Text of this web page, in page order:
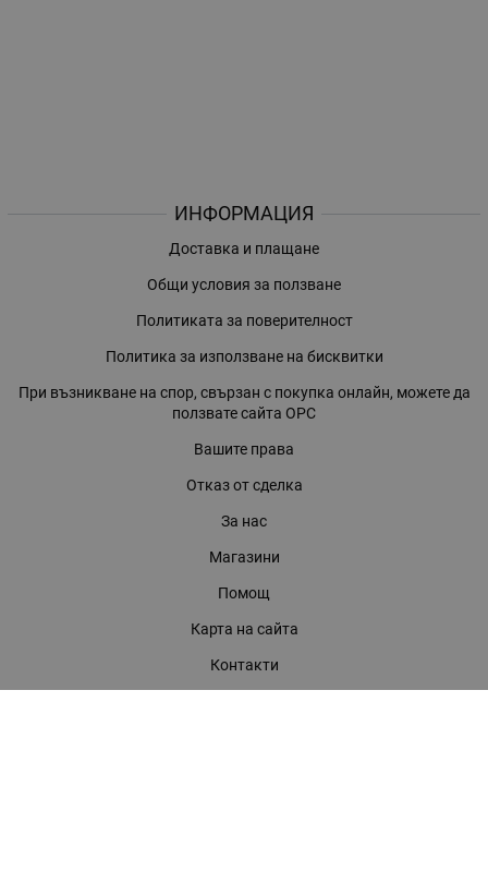
ИНФОРМАЦИЯ
Доставка и плащане
Общи условия за ползване
Политиката за поверителност
Политика за използване на бисквитки
При възникване на спор, свързан с покупка онлайн, можете да
ползвате сайта ОРС
Вашите права
Отказ от сделка
За нас
Магазини
Помощ
Карта на сайта
Контакти